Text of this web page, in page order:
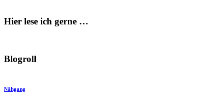
Hier lese ich gerne …
Blogroll
Nähgang